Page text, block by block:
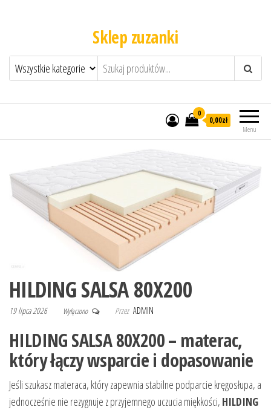
Sklep zuzanki
Menu
0
0,00zł
HILDING SALSA 80X200
19 lipca 2026 Wyłączono Przez ADMIN
HILDING SALSA 80X200 – materac,
który łączy wsparcie i dopasowanie
Jeśli szukasz materaca, który zapewnia stabilne podparcie kręgosłupa, a
jednocześnie nie rezygnuje z przyjemnego uczucia miękkości, HILDING